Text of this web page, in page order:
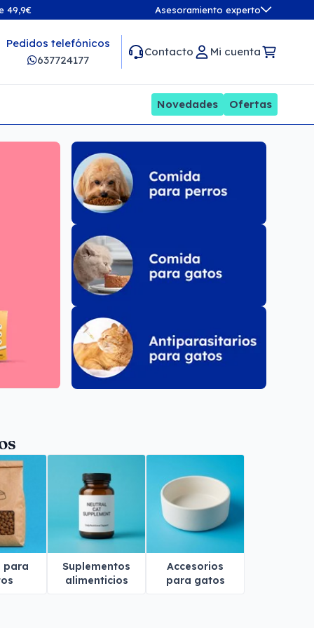
49,9€ Asesoramiento experto
Pedidos telefónicos
637724177
Contacto Mi cuenta
Novedades Ofertas
para
Suplementos
alimenticios
Accesorios
para gatos